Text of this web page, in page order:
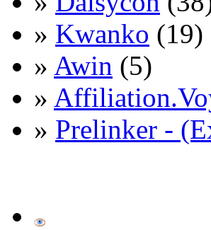
» Kwanko (19)
» Awin (5)
»
» Prelinker -